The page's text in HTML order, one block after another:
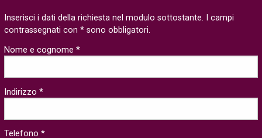
Inserisci i dati della richiesta nel modulo sottostante. I campi
contrassegnati con * sono obbligatori.
Nome e cognome *
Indirizzo *
Telefono *